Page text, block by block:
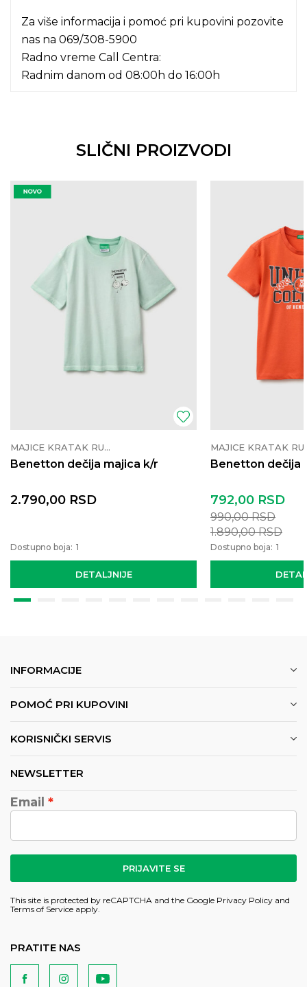
Za više informacija i pomoć pri kupovini pozovite
nas na 069/308-5900
Radno vreme Call Centra:
Radnim danom od 08:00h do 16:00h
SLIČNI PROIZVODI
MAJICE KRATAK RUKAV
Benetton dečija majica k/r
DETALJNIJE
2.790,00 RSD
Dostupno boja: 1
Benetton dečija
792,00 RSD
990,00RSD
1.890,00RSD
Dostupno boja: 1
INFORMACIJE
POMOĆ PRI KUPOVINI
KORISNIČKI SERVIS
NEWSLETTER
Email
PRIJAVITE SE
This site is protected by reCAPTCHA and the Google Privacy Policy and
Terms of Service apply.
PRATITE NAS